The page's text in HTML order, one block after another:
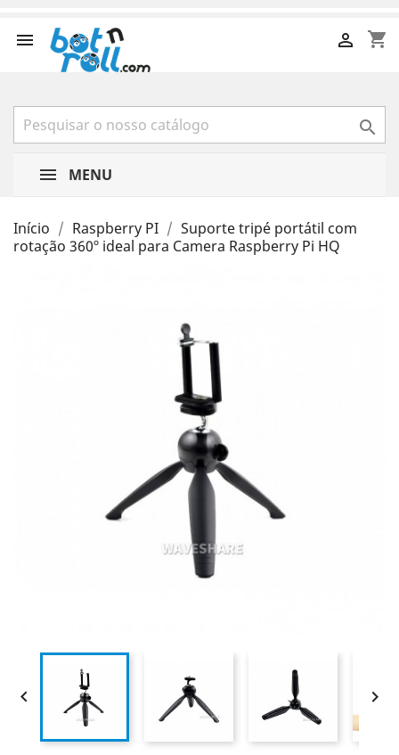
 shopping_cart


MENU
Início Raspberry PI
Suporte tripé portátil com
rotação 360º ideal para Camera Raspberry Pi HQ
 